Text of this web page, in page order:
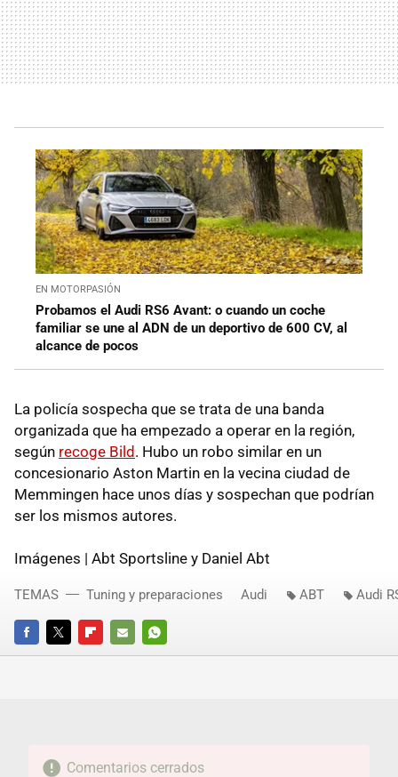
EN MOTORPASIÓN
Probamos el Audi RS6 Avant: o cuando un coche
familiar se une al ADN de un deportivo de 600 CV, al
alcance de pocos
La policía sospecha que se trata de una banda
organizada que ha empezado a operar en la región,
según recoge Bild. Hubo un robo similar en un
concesionario Aston Martin en la vecina ciudad de
Memmingen hace unos días y sospechan que podrían
ser los mismos autores.
Imágenes | Abt Sportsline y Daniel Abt
FACEBOOKTWITTERFLIPBOARD
E-
WHATSAPP
TEMAS Tuning y preparaciones Audi ABT Audi
Comentarios cerrados